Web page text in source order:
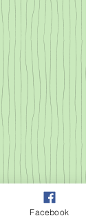
Facebook